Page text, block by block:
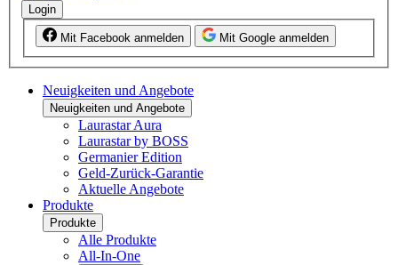
Login
Mit Facebook anmelden Mit Google anmelden
Neuigkeiten und Angebote
Neuigkeiten und Angebote
Laurastar Aura
Laurastar by BOSS
Germanier Edition
Geld-Zurück-Garantie
Aktuelle Angebote
Produkte
Produkte
Alle Produkte
All-In-One